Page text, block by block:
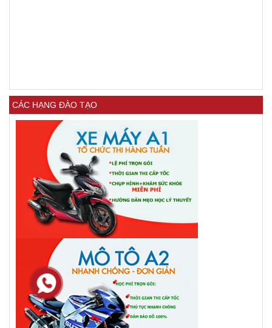
CÁC HẠNG ĐÀO TẠO